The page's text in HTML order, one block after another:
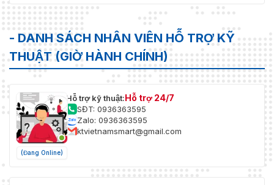
- DANH SÁCH NHÂN VIÊN HỖ TRỢ KỸ
THUẬT (GIỜ HÀNH CHÍNH)
(Đang Online)
Hỗ trợ kỹ thuật:Hỗ trợ 24/7
SĐT: 0936363595
Zalo: 0936363595
ktvietnamsmart@gmail.com